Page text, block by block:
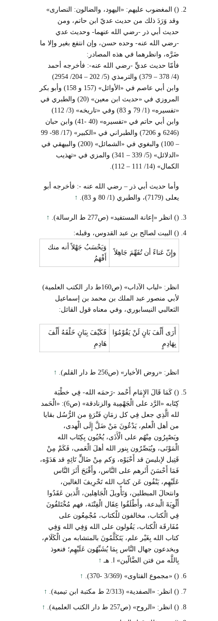
() المغضوب عليهم: «اليهود، والضالون: النصارى»
وقد وَرَدَ ذلك من حديث عديّ ابن حاتم، ومن
حديث أبي ذر -رضي الله عنهما- وحديث عدي
-رضي الله عنه- وحده حسن، وإن انتفع بغير وإلا ما
ضَرَّه، وانظرهما في هذه المصادر:
فأمّا حديث عديٍّ -رضي الله عنه-: فأخرجه أحمد
(4/ 378 – 379) والترمذي (5/ 202 – 204/ 2954)
وابن أبي عاصم في «الأوائل» (157 و 158) وأبو بكر
المروزي في «حديث ابن معين» (20) والطبري في
«تفسيره» (1/ 79 و 83) وفي «تاريخه» (3/ 112)
وابن أبي حاتم في «تفسيره» (40 -41) وابن حبان
(6246 و 7206) والطبراني في «الكبير» (17/ 98- 99
– 100) والبغوي في «الشمائل» (200) والبيهقي في
«الدلائل» (5/ 339 – 341) والمزي في «تهذيب
الكمال» (14/ 111 – 112).
وأما حديث أبي ذر – رضي الله عنه -: فأخرجه أبو
يعلى (7179)، والطبري (1/ 80 و 83).
↑
() انظر «إعانة المستفيد» (ص277 ط الرسالة).
↑
() البيت لصالح بن عبد القدوس، وقبله:
وإِنّ عَناءً أن تُفَهِّمَ جَاهِلاً
وَيَحْسَبُ جَهْلاً أنه منك
أَفْهَمُ
انظر: «لباب الآداب» (ص160ط دار الكتب العلمية)
لأبي منصور عبد الملك بن محمد بن إسماعيل
الثعالبي النيسابوري، وفي معناه قول القائل:
أَرَى أَلْفَ بَانٍ لَنْ يَقُوْمُوَا
بِهَادِمٍ
فَكَيْفَ بِبَانٍ خَلْفَهُ أَلْفَ
هَادِمِ
انظر: «روض الأخيار» (ص256 ط دار القلم). ↑
() كَمَا قَالَ الإِمَام أَحْمد -رَحمَه الله- فِي خطْبَة
كِتَابه «الرَّد على الْجَهْمِية والزنادقة» (ص6): «الْحَمد
لله الَّذِي جعل فِي كل زمَانِ فَتْرَةٍ من الرُّسُل بقايا
من أهل الْعلم، يَدْعُونَ مَنْ ضَلَّ إِلَى الْهدى،
ويَصْبِرُون مِنْهُم على الْأَذَى، يُحْيُون بِكِتَاب الله
الْمَوْتَى، ويُبَصِّرُون بِنور الله أهلَ الْعَمى، فَكَمْ مِنْ
قَتِيل لإبليسَ قد أَحْيَوْه، وَكم مِنْ ضَالٍّ تَائِهٍ قد هَدَوْه،
فَمَا أَحْسَنَ أَثَرهم على النَّاس، وأَقْبَحَ أَثَرَ النَّاس
عَلَيْهِم، يَنْفُون عَن كتاب الله تَحْرِيفَ الغالين،
وانتحالَ المبطلين، وَتَأْويلَ الْجَاهِلين، الَّذين عَقَدُوا
أَلْوِيَةَ الْبدعة، وأَطْلَقُوا عِقَال الْفِتْنَة، فهم مُخْتَلفُونَ
فِي الْكتاب، مخالفون للْكتاب، مُجْمِعُون على
مُفَارقَة الْكتاب، يَقُولون على الله وَفِي الله وَفِي
كتاب الله بِغَيْر علم، يَتَكَلَّمُونَ بالمتشابه من الْكَلَام،
ويخدعون جهال النَّاس بِمَا يُشَبِّهُون عَلَيْهِم؛ فنعوذ
بِاللَّه من فتن الضَّالّين» ا. هـ ↑
() «مجموع الفتاوى» (3/369 -370).
↑
() انظر: «الصفدية» (2/313 ط مكتبة ابن تيمية).
↑
() انظر: «الروح» (ص257 ط دار الكتب العلمية).
↑